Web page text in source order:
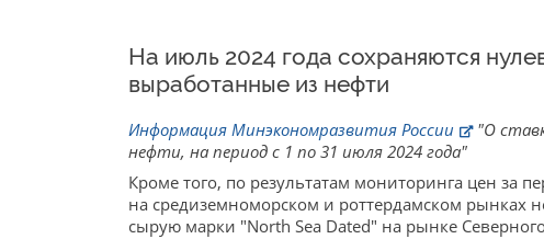
На июль 2024 года сохраняются
выработанные из нефти
Информация Минэкономразвития России
"О
нефти, на период с 1 по 31 июля 2024 года"
Кроме того, по результатам мониторинга цен за
на средиземноморском и роттердамском рынках
сырую марки "North Sea Dated" на рынке